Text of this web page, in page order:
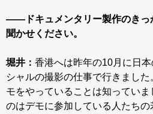
――ドキュメンタリー製作のきっ
聞かせください。
堀井： 香港へは昨年の10月に日
シャルの撮影の仕事で行きまし
モをやっていることは知っていま
のはデモに参加している人たちの